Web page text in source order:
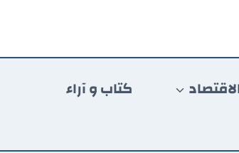
كتاب و آراء